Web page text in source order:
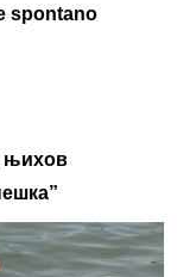
spontano
њихов